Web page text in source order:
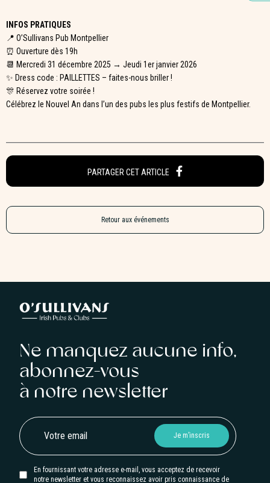
INFOS PRATIQUES
📍 O’Sullivans Pub Montpellier
⏰ Ouverture dès 19h
📆 Mercredi 31 décembre 2025 → Jeudi 1er janvier 2026
✨ Dress code : PAILLETTES – faites-nous briller !
🎊 Réservez votre soirée !
Célébrez le Nouvel An dans l’un des pubs les plus festifs de Montpellier.
PARTAGER CET ARTICLE
Retour aux événements
Ne manquez aucune info,
abonnez-vous
à notre newsletter
En fournissant votre adresse e-mail, vous acceptez de recevoir
notre newsletter et vous reconnaissez avoir pris connaissance de